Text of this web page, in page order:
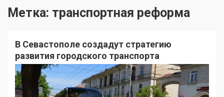
Метка: транспортная реформа
В Севастополе создадут стратегию
развития городского транспорта